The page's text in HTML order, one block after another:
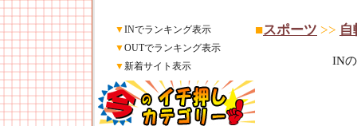
▼INでランキング表示
▼OUTでランキング表示
▼新着サイト表示
■スポーツ >> 自
IN